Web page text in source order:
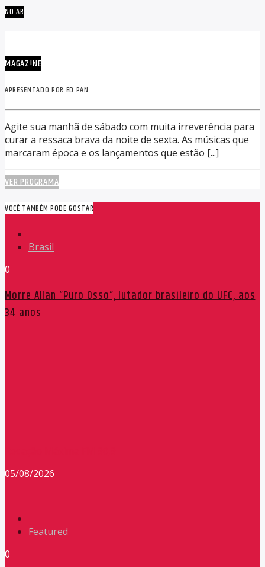
NO AR
MAGAZ!NE
APRESENTADO POR ED PAN
Agite sua manhã de sábado com muita irreverência para
curar a ressaca brava da noite de sexta. As músicas que
marcaram época e os lançamentos que estão [...]
VER PROGRAMA
VOCÊ TAMBÉM PODE GOSTAR
Brasil
0
Morre Allan “Puro Osso”, lutador brasileiro do UFC, aos
34 anos
05/08/2026
Featured
0